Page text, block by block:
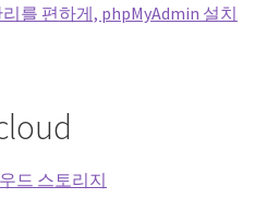
리를 편하게, phpMyAdmin 설치
드 스토리지